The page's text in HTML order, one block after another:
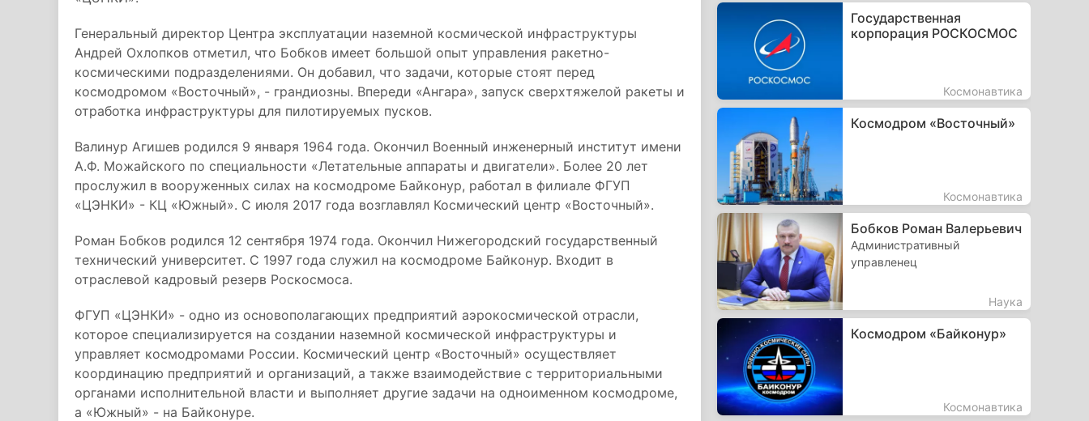
Генеральный директор Центра эксплуатации наземной космической инфраструктуры
Андрей Охлопков отметил, что Бобков имеет большой опыт управления ракетно-
космическими подразделениями. Он добавил, что задачи, которые стоят перед
космодромом «Восточный», - грандиозны. Впереди «Ангара», запуск сверхтяжелой ракеты и
отработка инфраструктуры для пилотируемых пусков.
Валинур Агишев родился 9 января 1964 года. Окончил Военный инженерный институт имени
А.Ф. Можайского по специальности «Летательные аппараты и двигатели». Более 20 лет
прослужил в вооруженных силах на космодроме Байконур, работал в филиале ФГУП
«ЦЭНКИ» - КЦ «Южный». С июля 2017 года возглавлял Космический центр «Восточный».
Роман Бобков родился 12 сентября 1974 года. Окончил Нижегородский государственный
технический университет. С 1997 года служил на космодроме Байконур. Входит в
отраслевой кадровый резерв Роскосмоса.
ФГУП «ЦЭНКИ» - одно из основополагающих предприятий аэрокосмической отрасли,
которое специализируется на создании наземной космической инфраструктуры и
управляет космодромами России. Космический центр «Восточный» осуществляет
координацию предприятий и организаций, а также взаимодействие с территориальными
органами исполнительной власти и выполняет другие задачи на одноименном космодроме,
а «Южный» - на Байконуре.
Государственная
корпорация РОСКОСМОС
Космонавтика
Космодром «Восточный»
Космонавтика
Бобков Роман Валерьевич
Административный
управленец
Наука
Космодром «Байконур»
Космонавтика